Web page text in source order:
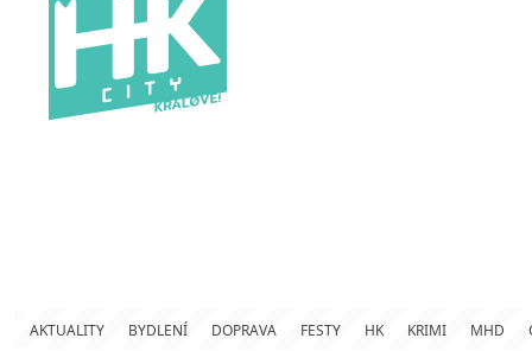
AKTUALITY BYDLENÍ DOPRAVA FESTY HK KRIMI MHD